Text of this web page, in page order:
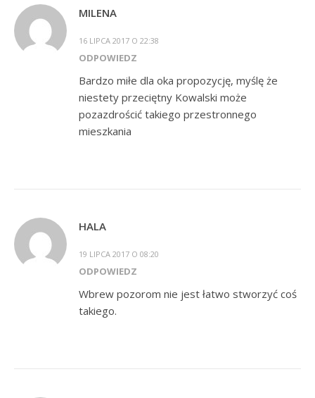
MILENA
16 LIPCA 2017 O 22:38
ODPOWIEDZ
Bardzo miłe dla oka propozycję, myślę że
niestety przeciętny Kowalski może
pozazdrościć takiego przestronnego
mieszkania
HALA
19 LIPCA 2017 O 08:20
ODPOWIEDZ
Wbrew pozorom nie jest łatwo stworzyć coś
takiego.